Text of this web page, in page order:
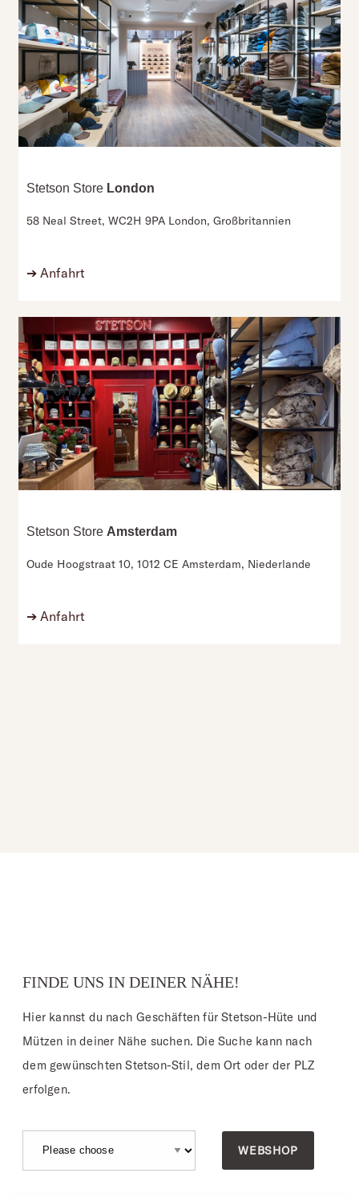
Stetson Store London
58 Neal Street,WC2H 9PA London, Großbritannien
➔ Anfahrt
Stetson Store Amsterdam
Oude Hoogstraat 10,1012 CE Amsterdam, Niederlande
➔ Anfahrt
FINDE UNS IN DEINER NÄHE!
Hier kannst du nach Geschäften für Stetson-Hüte und
Mützen in deiner Nähe suchen. Die Suche kann nach
dem gewünschten Stetson-Stil, dem Ort oder der PLZ
erfolgen.
WEBSHOP